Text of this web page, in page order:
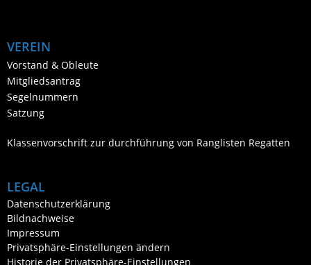
VEREIN
Vorstand & Obleute
Mitgliedsantrag
Segelnummern
Satzung
Klassenvorschrift zur durchführung von Ranglisten Regatten
LEGAL
Datenschutzerklärung
Bildnachweise
Impressum
Privatsphäre-Einstellungen ändern
Historie der Privatsphäre-Einstellungen